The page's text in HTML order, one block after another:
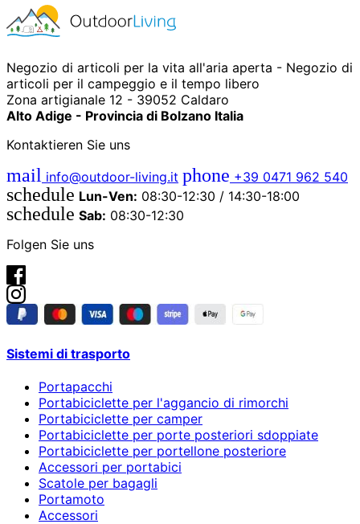
Negozio di articoli per la vita all'aria aperta - Negozio di
articoli per il campeggio e il tempo libero
Zona artigianale 12 - 39052 Caldaro
Alto Adige - Provincia di Bolzano Italia
Kontaktieren Sie uns
mail info@outdoor-living.it phone +39 0471 962 540
schedule Lun-Ven: 08:30-12:30 / 14:30-18:00
schedule Sab: 08:30-12:30
Folgen Sie uns
Sistemi di trasporto
Portapacchi
Portabiciclette per l'aggancio di rimorchi
Portabiciclette per camper
Portabiciclette per porte posteriori sdoppiate
Portabiciclette per portellone posteriore
Accessori per portabici
Scatole per bagagli
Portamoto
Accessori